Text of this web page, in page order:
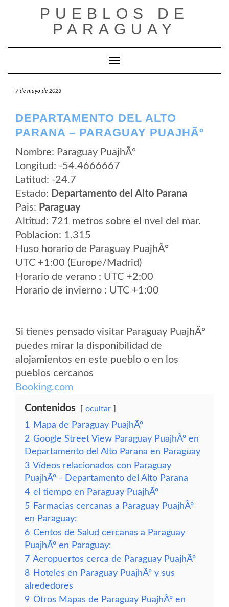
PUEBLOS DE
PARAGUAY
Cambiar modo de navegación
7 de mayo de 2023
DEPARTAMENTO DEL ALTO
PARANA – PARAGUAY PUAJHÃº
Nombre: Paraguay PuajhÃº
Longitud: -54.4666667
Latitud: -24.7
Estado: Departamento del Alto Parana
Pais: Paraguay
Altitud: 721 metros sobre el nvel del mar.
Poblacion: 1.315
Huso horario de Paraguay PuajhÃº
UTC +1:00 (Europe/Madrid)
Horario de verano : UTC +2:00
Horario de invierno : UTC +1:00
Si tienes pensado visitar Paraguay PuajhÃº
puedes mirar la disponibilidad de
alojamientos en este pueblo o en los
pueblos cercanos
Booking.com
Contenidos ocultar
1
Mapa de Paraguay PuajhÃº
2 Google Street View Paraguay PuajhÃº en
Departamento del Alto Parana en Paraguay
3 Vídeos relacionados con Paraguay
PuajhÃº - Departamento del Alto Parana
4 el tiempo en Paraguay PuajhÃº
5 Farmacias cercanas a Paraguay PuajhÃº
en Paraguay:
6 Centos de Salud cercanas a Paraguay
PuajhÃº en Paraguay:
7 Aeropuertos cerca de Paraguay PuajhÃº
8 Hoteles en Paraguay PuajhÃº y sus
alrededores
9 Otros Mapas de Paraguay PuajhÃº en